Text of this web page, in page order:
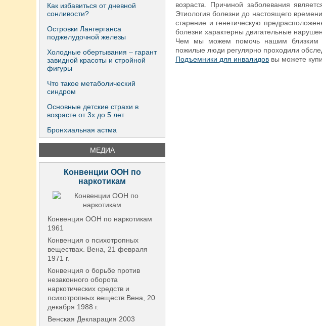
Как избавиться от дневной
сонливости?
Островки Лангерганса
поджелудочной железы
Холодные обертывания – гарант
завидной красоты и стройной
фигуры
Что такое метаболический
синдром
Основные детские страхи в
возрасте от 3х до 5 лет
Бронхиальная астма
МЕДИА
Конвенции ООН по
наркотикам
Конвенция ООН по наркотикам
1961
Конвенция о психотропных
веществах. Вена, 21 февраля
1971 г.
Конвенция о борьбе против
незаконного оборота
наркотических средств и
психотропных веществ Вена, 20
декабря 1988 г.
Венская Декларация 2003
возраста. Причиной заболевания
Этиология болезни до настоящего
старение и генетическую
болезни характерны двигательные
Чем мы можем помочь нашим близким
пожилые люди регулярно проходили
Подъемники для инвалидов вы можете